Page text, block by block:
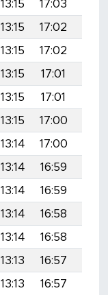
13:15 17:03
13:15 17:02
13:15 17:02
13:15 17:01
13:15 17:01
13:15 17:00
13:14 17:00
13:14 16:59
13:14 16:59
13:14 16:58
13:14 16:58
13:13 16:57
13:13 16:57